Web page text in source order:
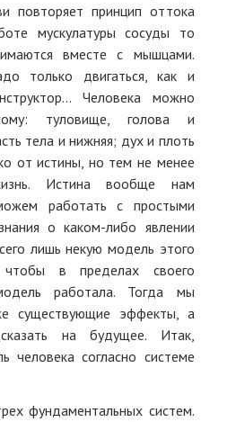
повторяет принцип оттока
мускулатуры сосуды то
вместе с мышцами.
только двигаться, как и
Человека можно
туловище, голова и
тела и нижняя; дух и плоть
от истины, но тем не менее
Истина вообще нам
работать с простыми
о каком-либо явлении
лишь некую модель этого
в пределах своего
работала. Тогда мы
существующие эффекты, а
на будущее. Итак,
человека согласно системе
фундаментальных систем.